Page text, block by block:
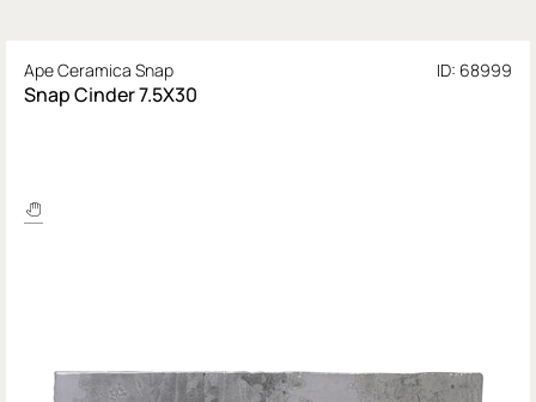
Ape Ceramica Snap ID: 68999
Snap Cinder 7.5X30